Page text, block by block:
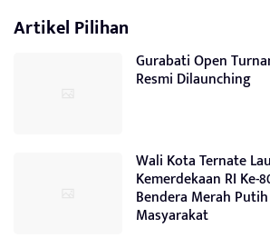
Artikel Pilihan
Gurabati Open
Resmi Dilaunching
Wali Kota Ternate
Kemerdekaan RI Ke-
Bendera Merah
Masyarakat